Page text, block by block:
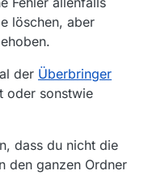
schon einen
Fehler führt.
löschen, aber
der Überbringer
oder sonstwie
dass du nicht die
den ganzen Ordner